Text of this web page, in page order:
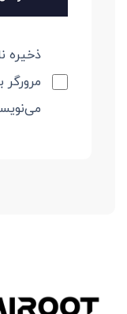
ذخیره
مرورگر